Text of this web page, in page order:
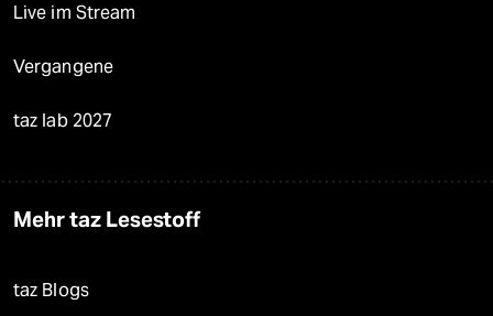
Live im Stream
Vergangene
taz lab 2027
Mehr taz Lesestoff
taz Blogs